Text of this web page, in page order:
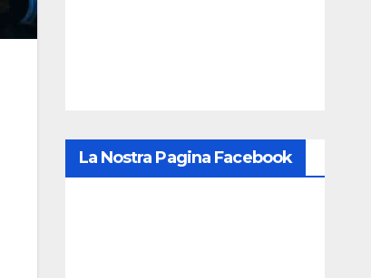
La Nostra Pagina Facebook